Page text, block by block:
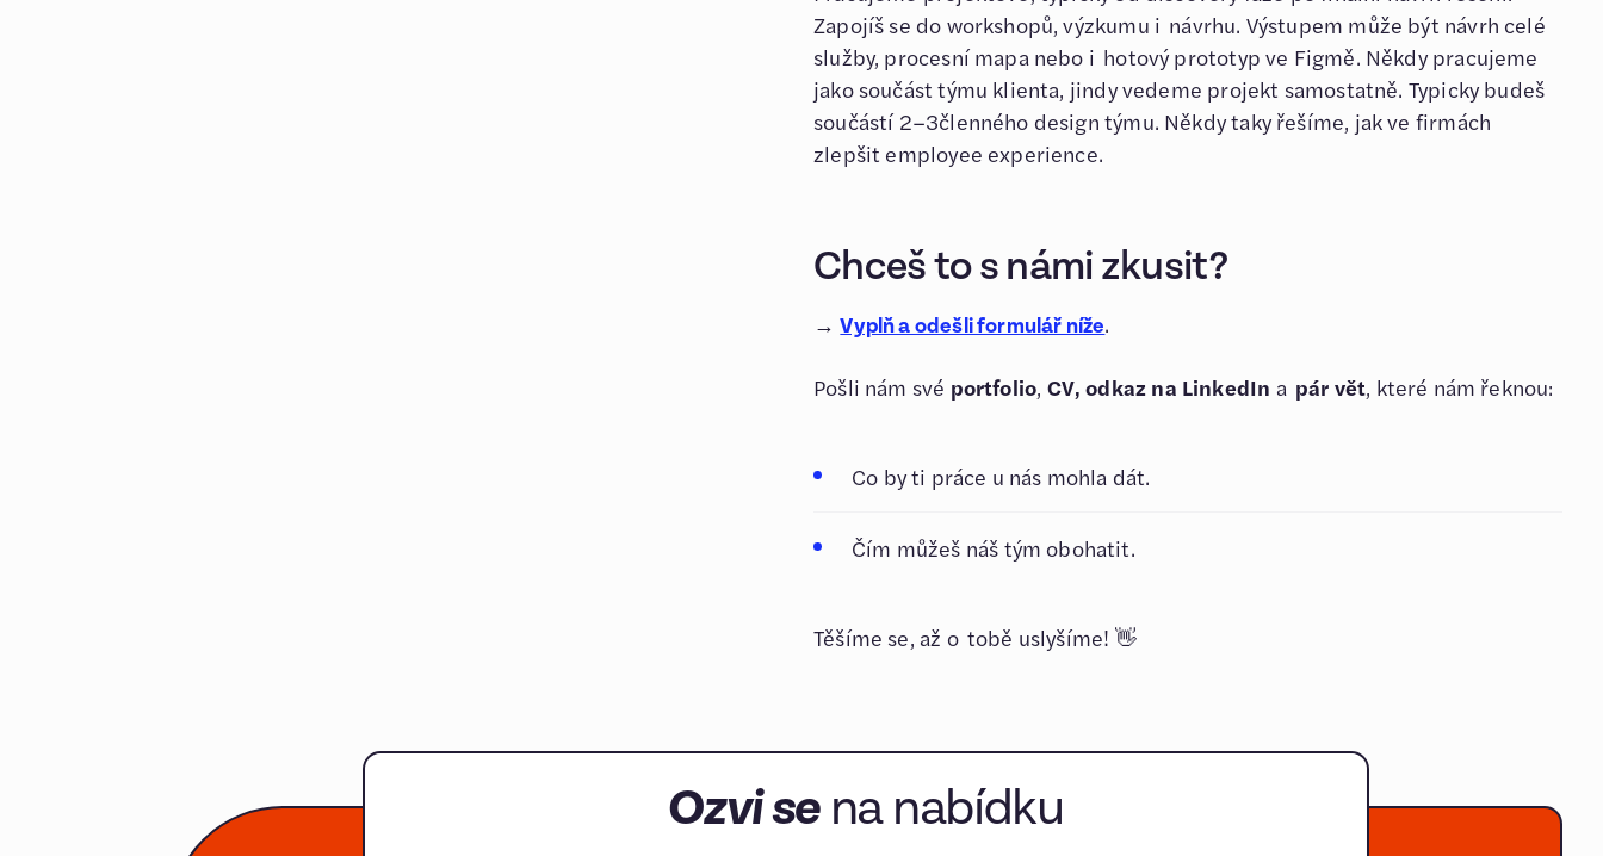
Zapojíš se do workshopů, výzkumu i návrhu. Výstupem může být návrh celé
služby, procesní mapa nebo i hotový prototyp ve Figmě. Někdy pracujeme
jako součást týmu klienta, jindy vedeme projekt samostatně. Typicky budeš
součástí 2–3členného design týmu. Někdy taky řešíme, jak ve firmách
zlepšit employee experience.
Chceš to s námi zkusit?
→Vyplň a odešli formulář níže.
Pošli nám své portfolio, CV, odkaz na LinkedIn a pár vět, které nám řeknou:
Co by ti práce u nás mohla dát.
Čím můžeš náš tým obohatit.
Těšíme se, až o tobě uslyšíme! 👋
Ozvi se na nabídku